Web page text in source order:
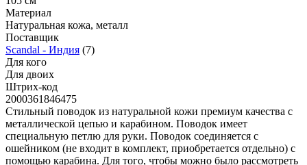
Материал
Натуральная кожа, металл
Поставщик
Scandal - Индия (7)
Для кого
Для двоих
Штрих-код
2000361846475
Стильный поводок из натуральной кожи премиум качества с
металлической цепью и карабином. Поводок имеет
специальную петлю для руки. Поводок соединяется с
ошейником (не входит в комплект, приобретается отдельно) с
помощью карабина. Для того, чтобы можно было рассмотреть